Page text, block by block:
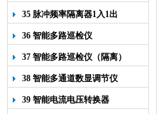
35 脉冲频率隔离器1入1出
36 智能多路巡检仪
37 智能多路巡检仪（隔离）
38 智能多通道数显调节仪
39 智能电流电压转换器